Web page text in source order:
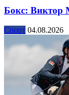
Бокс: Виктор
Спорт 04.08.2026